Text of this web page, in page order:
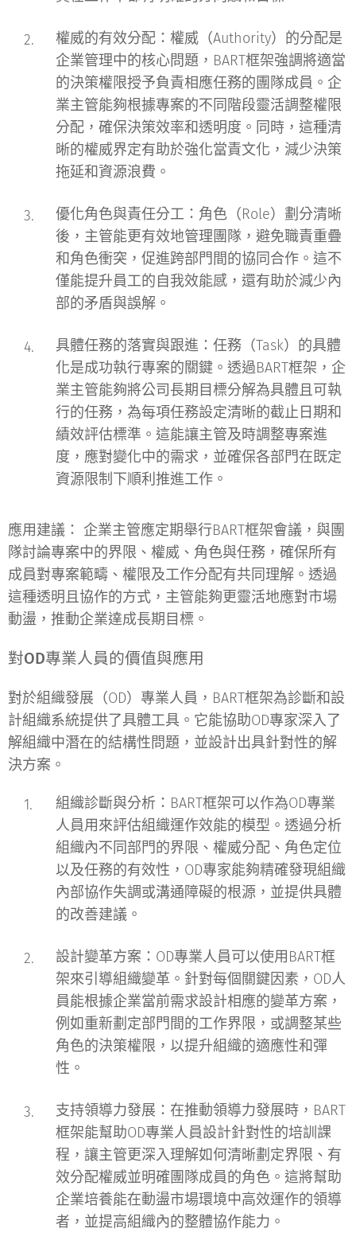
權威的有效分配 ：權威（Authority）的分配是
企業管理中的核心問題，BART框架強調將適當
的決策權限授予負責相應任務的團隊成員。企
業主管能夠根據專案的不同階段靈活調整權限
分配，確保決策效率和透明度。同時，這種清
晰的權威界定有助於強化當責文化，減少決策
拖延和資源浪費。
優化角色與責任分工 ：角色（Role）劃分清晰
後，主管能更有效地管理團隊，避免職責重疊
和角色衝突，促進跨部門間的協同合作。這不
僅能提升員工的自我效能感，還有助於減少內
部的矛盾與誤解。
具體任務的落實與跟進 ：任務（Task）的具體
化是成功執行專案的關鍵。透過BART框架，企
業主管能夠將公司長期目標分解為具體且可執
行的任務，為每項任務設定清晰的截止日期和
績效評估標準。這能讓主管及時調整專案進
度，應對變化中的需求，並確保各部門在既定
資源限制下順利推進工作。
應用建議： 企業主管應定期舉行BART框架會議，與團
隊討論專案中的界限、權威、角色與任務，確保所有
成員對專案範疇、權限及工作分配有共同理解。透過
這種透明且協作的方式，主管能夠更靈活地應對市場
動盪，推動企業達成長期目標。
對OD專業人員的價值與應用
對於組織發展（OD）專業人員，BART框架為診斷和設
計組織系統提供了具體工具。它能協助OD專家深入了
解組織中潛在的結構性問題，並設計出具針對性的解
決方案。
組織診斷與分析 ：BART框架可以作為OD專業
人員用來評估組織運作效能的模型。透過分析
組織內不同部門的界限、權威分配、角色定位
以及任務的有效性，OD專家能夠精確發現組織
內部協作失調或溝通障礙的根源，並提供具體
的改善建議。
設計變革方案 ：OD專業人員可以使用BART框
架來引導組織變革。針對每個關鍵因素，OD人
員能根據企業當前需求設計相應的變革方案，
例如重新劃定部門間的工作界限，或調整某些
角色的決策權限，以提升組織的適應性和彈
性。
支持領導力發展 ：在推動領導力發展時，BART
框架能幫助OD專業人員設計針對性的培訓課
程，讓主管更深入理解如何清晰劃定界限、有
效分配權威並明確團隊成員的角色。這將幫助
企業培養能在動盪市場環境中高效運作的領導
者，並提高組織內的整體協作能力。